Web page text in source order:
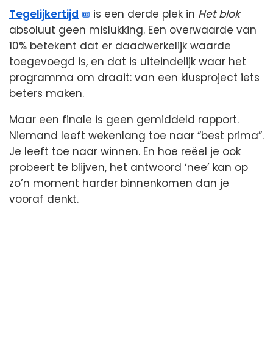
Tegelijkertijd is een derde plek in Het blok
absoluut geen mislukking. Een overwaarde van
10% betekent dat er daadwerkelijk waarde
toegevoegd is, en dat is uiteindelijk waar het
programma om draait: van een klusproject iets
beters maken.
Maar een finale is geen gemiddeld rapport.
Niemand leeft wekenlang toe naar “best prima”.
Je leeft toe naar winnen. En hoe reëel je ook
probeert te blijven, het antwoord ‘nee’ kan op
zo’n moment harder binnenkomen dan je
vooraf denkt.